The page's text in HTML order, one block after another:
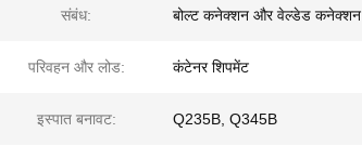
संबंध: बोल्ट कनेक्शन और वेल्डेड कनेक्शन
परिवहन और लोड: कंटेनर शिपमेंट
इस्पात बनावट: Q235B, Q345B